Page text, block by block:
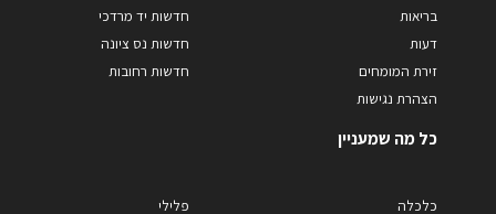
בריאות
דעות
זירת המומחים
הצהרת נגישות
חדשות יד מרדכי
חדשות נס ציונה
חדשות רחובות
כל מה שמעניין
כלכלה
פלילי